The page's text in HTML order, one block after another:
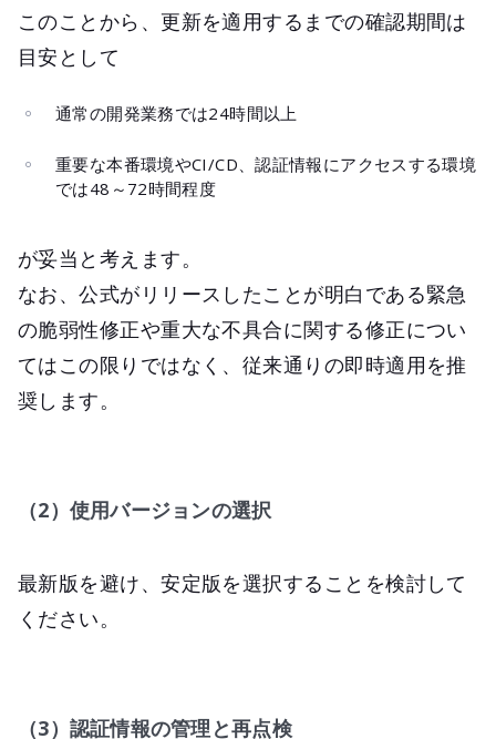
このことから、更新を適用するまでの確認期間は
目安として
通常の開発業務では24時間以上
重要な本番環境やCI/CD、認証情報にアクセスする環境
では48～72時間程度
が妥当と考えます。
なお、公式がリリースしたことが明白である緊急
の脆弱性修正や重大な不具合に関する修正につい
てはこの限りではなく、従来通りの即時適用を推
奨します。
（2）使用バージョンの選択
最新版を避け、安定版を選択することを検討して
ください。
（3）認証情報の管理と再点検